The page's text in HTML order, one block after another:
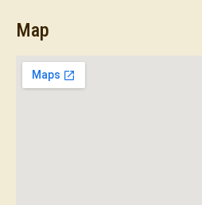
Map